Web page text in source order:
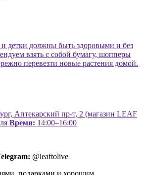
детки должны быть здоровыми и без
взять с собой бумагу, шопперы
перевезти новые растения домой.
Аптекарский пр-т, 2 (магазин LEAF
Время: 14:00–16:00
@leaftolive